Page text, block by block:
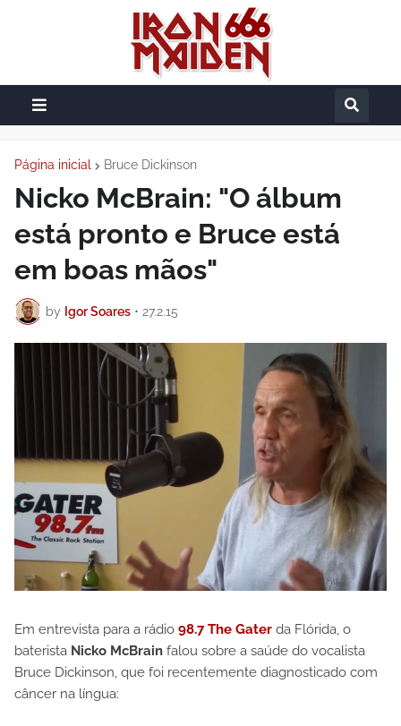
Página inicial Bruce Dickinson
Nicko McBrain: "O álbum
está pronto e Bruce está
em boas mãos"
by Igor Soares • 27.2.15
Em entrevista para a rádio 98.7 The Gater da Flórida, o
baterista Nicko McBrain falou sobre a saúde do vocalista
Bruce Dickinson, que foi recentemente diagnosticado com
câncer na língua: